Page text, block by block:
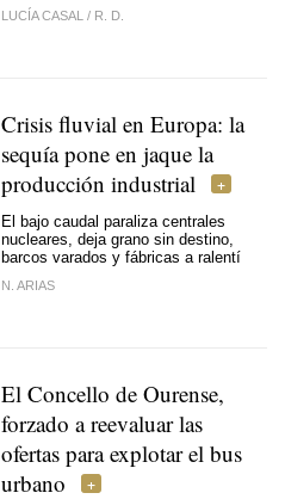
LUCÍA CASAL / R. D.
Crisis fluvial en Europa: la
sequía pone en jaque la
producción industrial
El bajo caudal paraliza centrales
nucleares, deja grano sin destino,
barcos varados y fábricas a ralentí
N. ARIAS
El Concello de Ourense,
forzado a reevaluar las
ofertas para explotar el bus
urbano